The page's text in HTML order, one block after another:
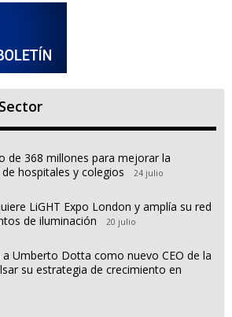
de 368 millones para mejorar la
hospitales y colegios
24 julio
LiGHT Expo London y amplía su red
de iluminación
20 julio
Umberto Dotta como nuevo CEO de la
su estrategia de crecimiento en